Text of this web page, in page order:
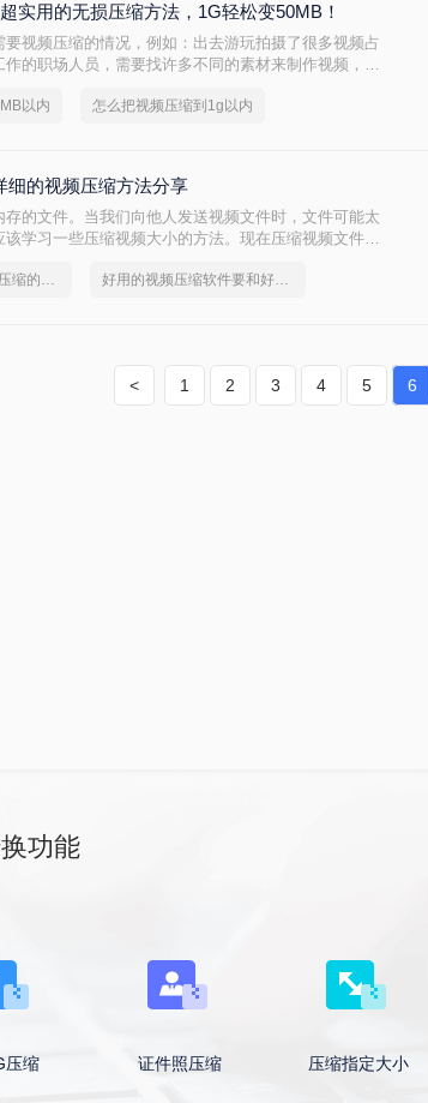
实用的无损压缩方法，1G轻松变50MB！
视频压缩的情况，例如：出去游玩拍摄了很多视频占
的职场人员，需要找许多不同的素材来制作视频，很
实用的小方法给你们。
以内 怎么把视频压缩到1g以内
细的视频压缩方法分享
的文件。当我们向他人发送视频文件时，文件可能太
学习一些压缩视频大小的方法。现在压缩视频文件大
干货分享，不懂视频压缩的朋友快快收藏起来 好用的视频压缩软件要和好朋友分享
< 1 2 3 4 5 6
功能
压缩 证件照压缩 压缩指定大小